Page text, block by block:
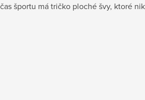
športu má tričko ploché švy, ktoré